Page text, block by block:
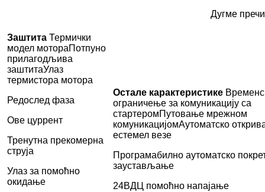
Дугме
Заштита Термички
модел мотораПотпуно
прилагодљива
заштитаУлаз
термистора мотора
Редослед фаза
Ове цуррент
Тренутна прекомерна
струја
Улаз за помоћно
окидање
Остале карактеристике
ограничење за комуникацију са
стартером Путовање мрежном
комуникацијомАутоматско
естемел везе
Програмабилно аутоматско
заустављање
24ВДЦ помоћно напајање